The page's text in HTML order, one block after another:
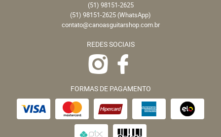
(51) 98151-2625
(51) 98151-2625 (WhatsApp)
contato@canoasguitarshop.com.br
REDES SOCIAIS
FORMAS DE PAGAMENTO